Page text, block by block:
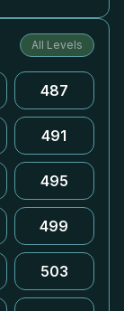
All Levels
487
491
495
499
503